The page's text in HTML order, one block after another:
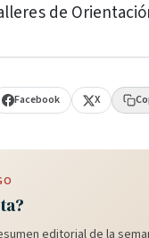
de
Facebook X
editorial de la